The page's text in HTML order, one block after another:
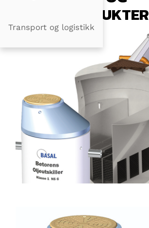
Transport og logistikk
RENSEPRODUKTER